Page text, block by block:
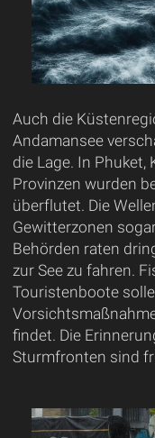
Auch die
Andamansee
die Lage. In Phuket,
Provinzen wurden
überflutet. Die
Gewitterzonen
Behörden raten
zur See zu fahren.
Touristenboote
findet. Die
Sturmfronten sind